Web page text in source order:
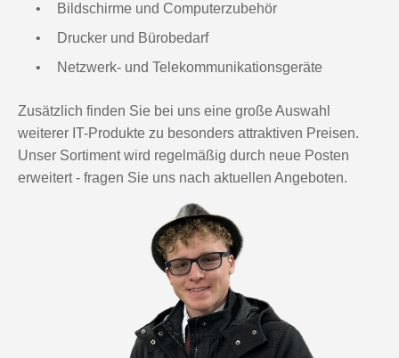
Bildschirme und Computerzubehör
Drucker und Bürobedarf
Netzwerk- und Telekommunikationsgeräte
Zusätzlich finden Sie bei uns eine große Auswahl
weiterer IT-Produkte zu besonders attraktiven Preisen.
Unser Sortiment wird regelmäßig durch neue Posten
erweitert - fragen Sie uns nach aktuellen Angeboten.